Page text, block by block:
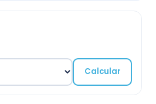
Calcular